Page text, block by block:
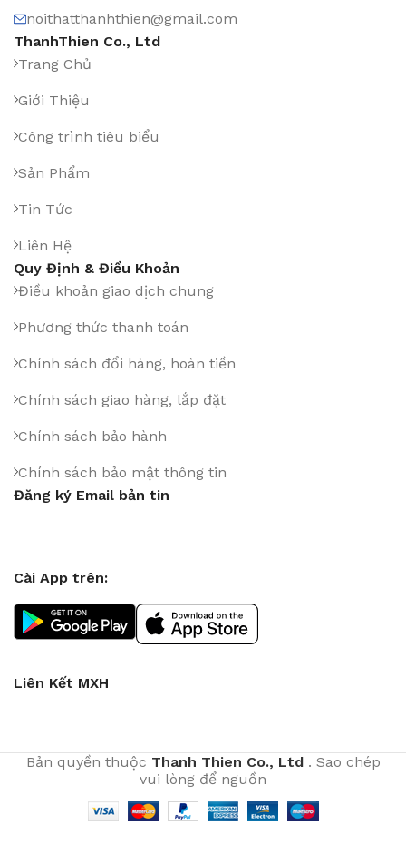
noithatthanhthien@gmail.com
ThanhThien Co., Ltd
Trang Chủ
Giới Thiệu
Công trình tiêu biểu
Sản Phẩm
Tin Tức
Liên Hệ
Quy Định & Điều Khoản
Điều khoản giao dịch chung
Phương thức thanh toán
Chính sách đổi hàng, hoàn tiền
Chính sách giao hàng, lắp đặt
Chính sách bảo hành
Chính sách bảo mật thông tin
Đăng ký Email bản tin
Cài App trên:
Liên Kết MXH
Bản quyền thuộc Thanh Thien Co., Ltd. Sao chép
vui lòng để nguồn